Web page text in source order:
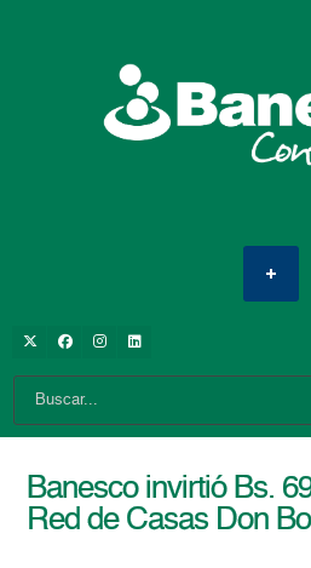
Banesco invirtió Bs.
Red de Casas Don